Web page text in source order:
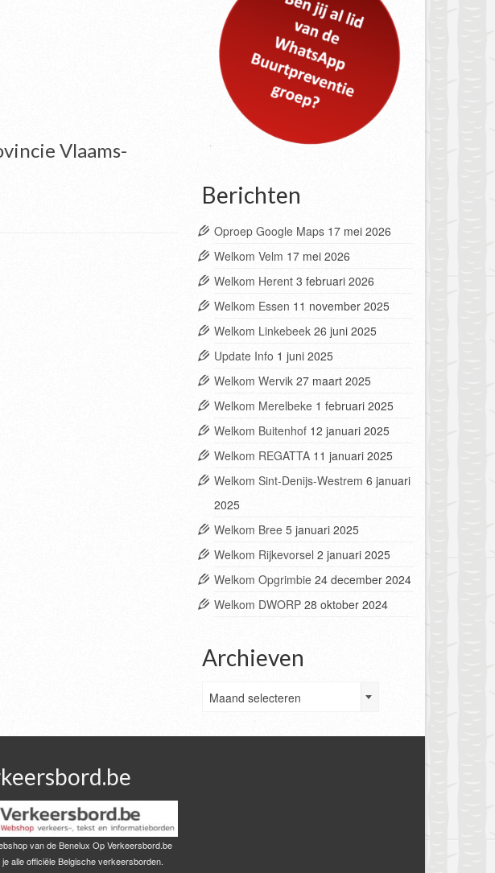
Vlaams-
Berichten
Oproep Google Maps 17 mei 2026
Welkom Velm 17 mei 2026
Welkom Herent 3 februari 2026
Welkom Essen 11 november 2025
Welkom Linkebeek 26 juni 2025
Update Info 1 juni 2025
Welkom Wervik 27 maart 2025
Welkom Merelbeke 1 februari 2025
Welkom Buitenhof 12 januari 2025
Welkom REGATTA 11 januari 2025
Welkom Sint-Denijs-Westrem 6 januari
2025
Welkom Bree 5 januari 2025
Welkom Rijkevorsel 2 januari 2025
Welkom Opgrimbie 24 december 2024
Welkom DWORP 28 oktober 2024
Archieven
Maand selecteren
van de Benelux Op Verkeersbord.be
alle officiële Belgische verkeersborden.